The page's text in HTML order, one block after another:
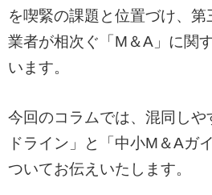
を喫緊の課題と位置づけ、第
業者が相次ぐ「M＆A」に関
います。
今回のコラムでは、混同しや
ドライン」と「中小M＆Aガ
ついてお伝えいたします。